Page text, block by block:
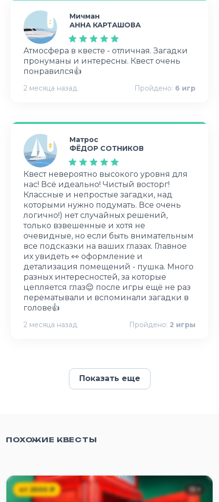
Мичман
АННА КАРТАШОВА
Атмосфера в квесте - отличная. Загадки
пронуманы и интересны. Квест очень
понравился👍
2 месяца назад Пройдено: 6 игр
Матрос
ФЁДОР СОТНИКОВ
Квест невероятно высокого уровня для
нас! Всё идеально! Чистый восторг!
Классные и непростые загадки, над
которыми нужно подумать. Все очень
логично!) нет случайных решений,
только взвешенные и хотя не
очевидные, но если быть внимательным
все подсказки на ваших глазах. Главное
их увидеть 👀 оформление и
детализация помещений - пушка. Много
разных интересностей, за которые
цепляется глаз😌 после игры ещё не раз
перематывали и вспоминали загадки в
голове👍
2 месяца назад Пройдено: 2 игры
Показать еще
ПОХОЖИЕ КВЕСТЫ
от 2500₽ 12+